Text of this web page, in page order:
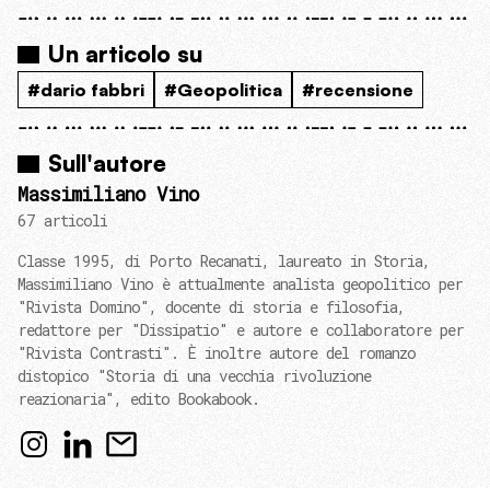
Un articolo su
#dario fabbri #Geopolitica #recensione
Sull'autore
Massimiliano Vino
67 articoli
Classe 1995, di Porto Recanati, laureato in Storia,
Massimiliano Vino è attualmente analista geopolitico per
"Rivista Domino", docente di storia e filosofia,
redattore per "Dissipatio" e autore e collaboratore per
"Rivista Contrasti". È inoltre autore del romanzo
distopico "Storia di una vecchia rivoluzione
reazionaria", edito Bookabook.